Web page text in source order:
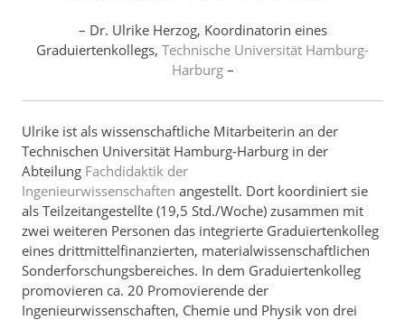
– Dr. Ulrike Herzog, Koordinatorin eines
Graduiertenkollegs, Technische Universität Hamburg-
Harburg–
Ulrike ist als wissenschaftliche Mitarbeiterin an der
Technischen Universität Hamburg-Harburg in der
Abteilung Fachdidaktik der
Ingenieurwissenschaften angestellt. Dort koordiniert sie
als Teilzeitangestellte (19,5 Std./Woche) zusammen mit
zwei weiteren Personen das integrierte Graduiertenkolleg
eines drittmittelfinanzierten, materialwissenschaftlichen
Sonderforschungsbereiches. In dem Graduiertenkolleg
promovieren ca. 20 Promovierende der
Ingenieurwissenschaften, Chemie und Physik von drei